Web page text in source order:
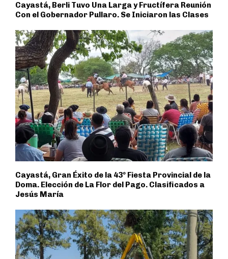
Cayastá, Berli Tuvo Una Larga y Fructífera Reunión
Con el Gobernador Pullaro. Se Iniciaron las Clases
Cayastá, Gran Éxito de la 43º Fiesta Provincial de la
Doma. Elección de La Flor del Pago. Clasificados a
Jesús María